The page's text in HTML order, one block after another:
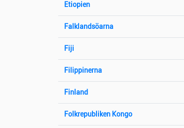
Etiopien
Falklandsöarna
Fiji
Filippinerna
Finland
Folkrepubliken Kongo